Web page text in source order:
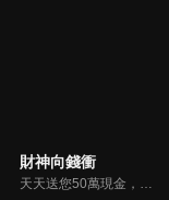
財神向錢衝
天天送您50萬現金，還有汽車大獎！不考智力、體力，挑戰家人、同事、同學、朋友互相了解的成渡和共同生活經驗。快來參加《財神向前衝》大獎通通送給您。